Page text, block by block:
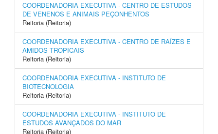
COORDENADORIA EXECUTIVA - CENTRO DE ESTUDOS
DE VENENOS E ANIMAIS PEÇONHENTOS
Reitoria (Reitoria)
COORDENADORIA EXECUTIVA - CENTRO DE RAÍZES E
AMIDOS TROPICAIS
Reitoria (Reitoria)
COORDENADORIA EXECUTIVA - INSTITUTO DE
BIOTECNOLOGIA
Reitoria (Reitoria)
COORDENADORIA EXECUTIVA - INSTITUTO DE
ESTUDOS AVANÇADOS DO MAR
Reitoria (Reitoria)